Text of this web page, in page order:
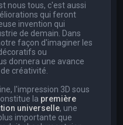
nous tous, c'est aussi
qui feront
invention qui
de demain. Dans
façon d'imaginer les
ou
donnera une avance
créativité.
l'impression 3D sous
la première
universelle, une
importante que